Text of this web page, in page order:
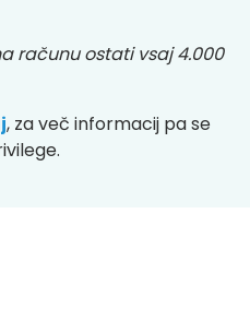
računu ostati vsaj 4.000
, za več informacij pa se